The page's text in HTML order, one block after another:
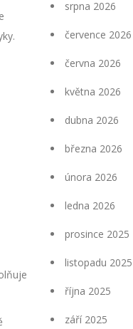
srpna 2026
července 2026
června 2026
května 2026
dubna 2026
března 2026
února 2026
ledna 2026
prosince 2025
listopadu 2025
října 2025
září 2025